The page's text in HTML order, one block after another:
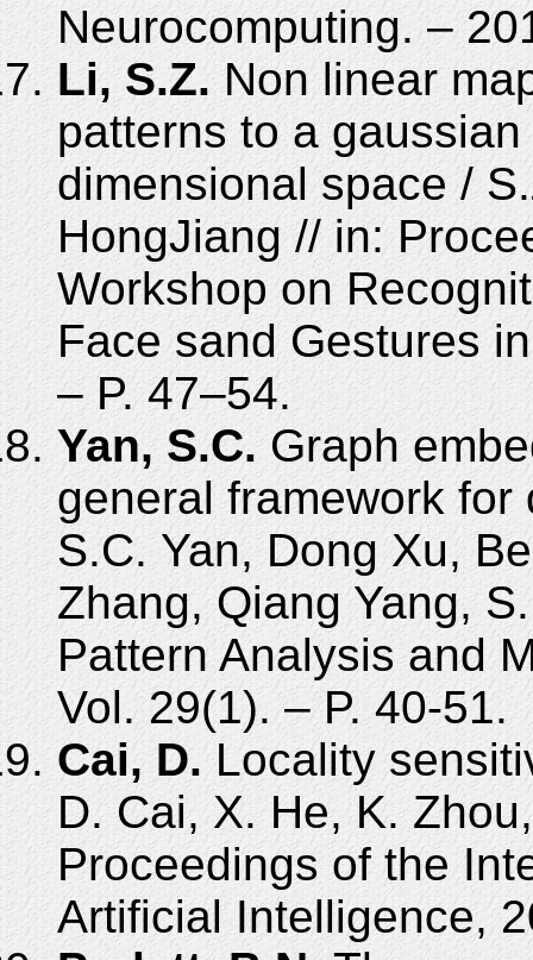
Neurocomputing. –
Li, S.Z.Non linear
patterns to a
dimensional space /
HongJiang // in:
Workshop on
Face sand Gestures
– P. 47–54.
Yan, S.C.Graph
general framework
S.C. Yan, Dong Xu,
Zhang, Qiang Yang,
Pattern Analysis and
Vol. 29(1). – P. 40-51.
Cai, D.Locality
D. Cai, X. He, K.
Proceedings of the
Artificial Intelligence,